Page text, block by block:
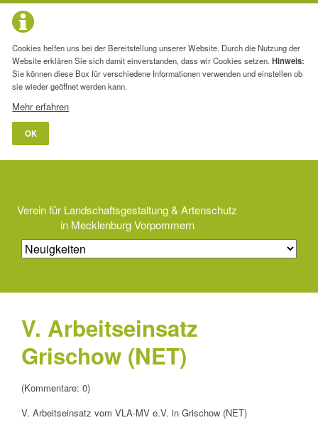
Cookies helfen uns bei der Bereitstellung unserer Website. Durch die Nutzung der
Website erklären Sie sich damit einverstanden, dass wir Cookies setzen.Hinweis:
Sie können diese Box für verschiedene Informationen verwenden und einstellen ob
sie wieder geöffnet werden kann.
Mehr erfahren
OK
Verein für Landschaftsgestaltung & Artenschutz
in Mecklenburg Vorpommern
V. Arbeitseinsatz
Grischow (NET)
(Kommentare: 0)
V. Arbeitseinsatz vom VLA-MV e.V. in Grischow (NET)